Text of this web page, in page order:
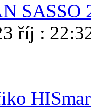
SASSO
říj :